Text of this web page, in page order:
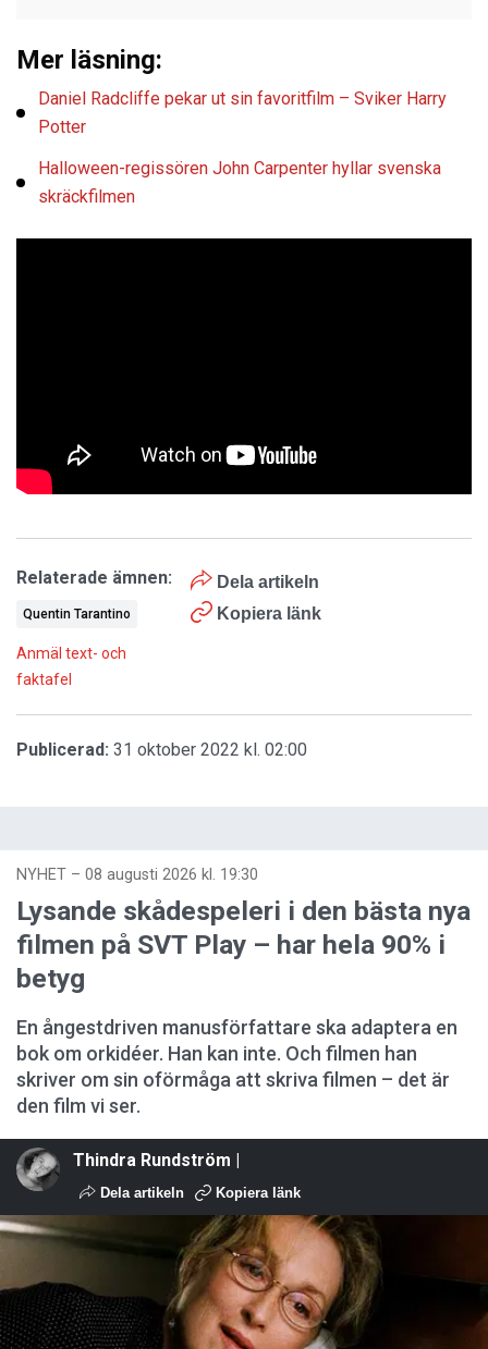
Mer läsning:
Daniel Radcliffe pekar ut sin favoritfilm – Sviker Harry
Potter
Halloween-regissören John Carpenter hyllar svenska
skräckfilmen
Dela artikeln
Kopiera länk
Relaterade ämnen:
Quentin Tarantino
Anmäl text- och
faktafel
Publicerad: 31 oktober 2022 kl. 02:00
NYHET – 08 augusti 2026 kl. 19:30
Lysande skådespeleri i den bästa nya
filmen på SVT Play – har hela 90% i
betyg
En ångestdriven manusförfattare ska adaptera en
bok om orkidéer. Han kan inte. Och filmen han
skriver om sin oförmåga att skriva filmen – det är
den film vi ser.
Thindra Rundström |
Dela artikeln Kopiera länk